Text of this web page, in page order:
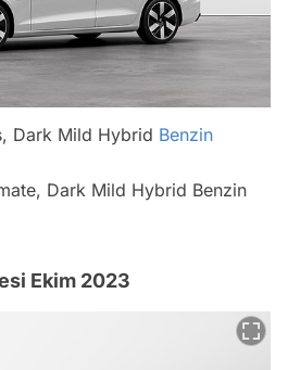
Dark Mild Hybrid Benzin
Dark Mild Hybrid Benzin
Ekim 2023